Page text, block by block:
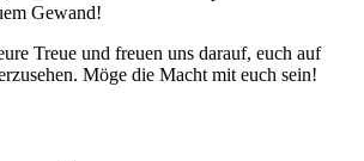
Gewand!
Treue und freuen uns darauf, euch auf
Möge die Macht mit euch sein!